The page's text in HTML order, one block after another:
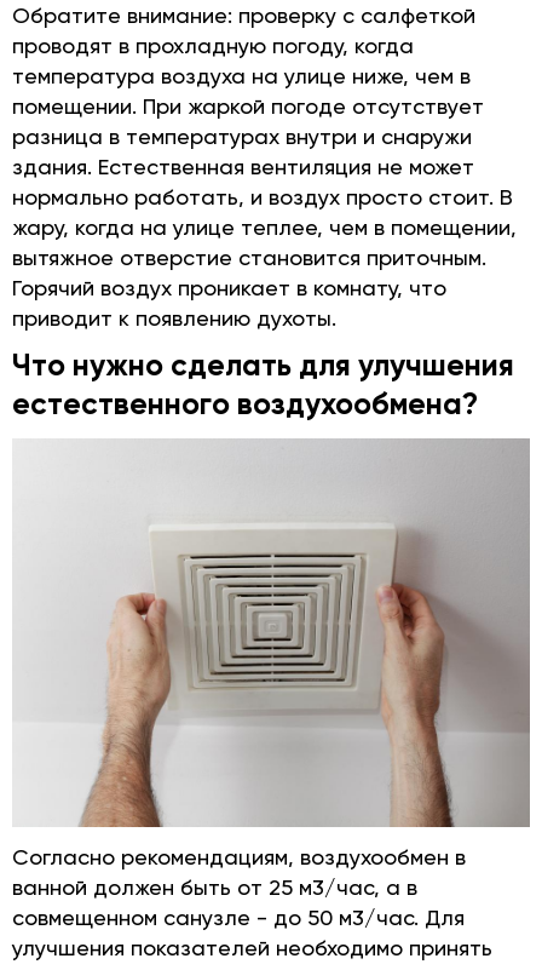
Обратите внимание: проверку с салфеткой
проводят в прохладную погоду, когда
температура воздуха на улице ниже, чем в
помещении. При жаркой погоде отсутствует
разница в температурах внутри и снаружи
здания. Естественная вентиляция не может
нормально работать, и воздух просто стоит. В
жару, когда на улице теплее, чем в помещении,
вытяжное отверстие становится приточным.
Горячий воздух проникает в комнату, что
приводит к появлению духоты.
Что нужно сделать для улучшения
естественного воздухообмена?
Согласно рекомендациям, воздухообмен в
ванной должен быть от 25 м3/час, а в
совмещенном санузле - до 50 м3/час. Для
улучшения показателей необходимо принять